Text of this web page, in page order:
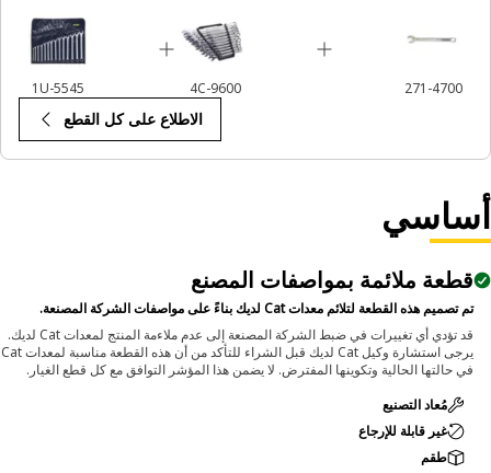
271-4700
4C-9600
1U-5545
الاطلاع على كل القطع
قطعة ملائمة بمواصفات المصنع
تم تصميم هذه القطعة لتلائم معدات Cat لديك بناءً على مواصفات الشركة المصنعة.
قد تؤدي أي تغييرات في ضبط الشركة المصنعة إلى عدم ملاءمة المنتج لمعدات Cat لديك.
يرجى استشارة وكيل Cat لديك قبل الشراء للتأكد من أن هذه القطعة مناسبة لمعدات Cat
في حالتها الحالية وتكوينها المفترض. لا يضمن هذا المؤشر التوافق مع كل قطع الغيار.
مُعاد التصنيع
غير قابلة للإرجاع
طقم